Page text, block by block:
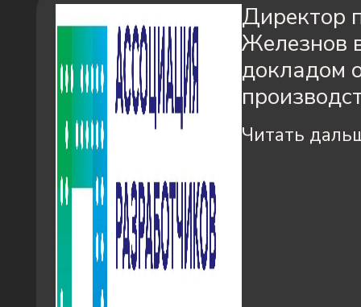
Директор
Железнов
докладом
Читать